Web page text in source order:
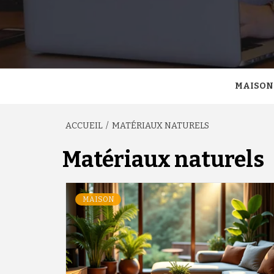
MAISON
ACCUEIL MATÉRIAUX NATURELS
Matériaux naturels
MAISON